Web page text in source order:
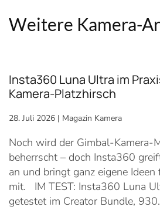
Weitere Kamera-
Insta360 Luna Ultra im
Kamera-Platzhirsch
28. Juli 2026 | Magazin Kamera
Noch wird der Gimbal-Kamera-
beherrscht – doch Insta360
an und bringt ganz eigene
mit. IM TEST: Insta360 Luna
getestet im Creator Bundle,